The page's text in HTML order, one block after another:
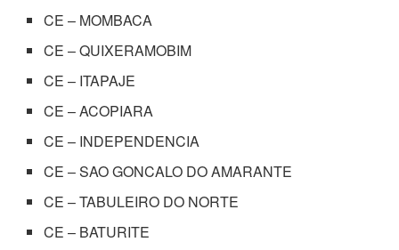
CE – MOMBACA
CE – QUIXERAMOBIM
CE – ITAPAJE
CE – ACOPIARA
CE – INDEPENDENCIA
CE – SAO GONCALO DO AMARANTE
CE – TABULEIRO DO NORTE
CE – BATURITE